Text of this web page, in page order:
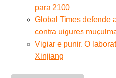
para 2100
Global Times defende
contra uigures
Vigiar e punir. O
Xinjiang